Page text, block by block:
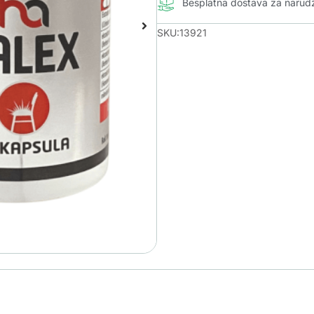
Besplatna dostava za
SKU:13921